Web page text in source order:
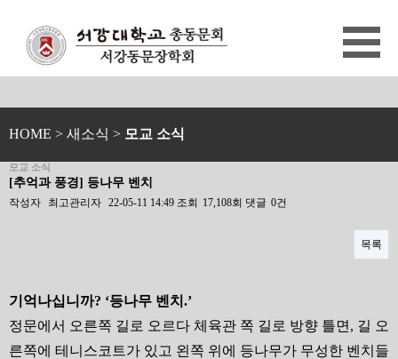
HOME > 새소식 > 모교 소식
모교 소식
[추억과 풍경] 등나무 벤치
작성자 최고관리자 22-05-11 14:49 조회 17,108회 댓글 0건
목록
기억나십니까? ‘등나무 벤치 .’
정문에서 오른쪽 길로 오르다 체육관 쪽 길로 방향 틀면 , 길 오
른쪽에 테니스코트가 있고 왼쪽 위에 등나무가 무성한 벤치들